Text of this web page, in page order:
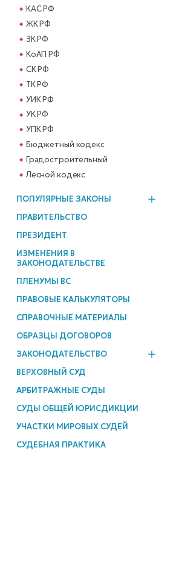
КАС РФ
ЖК РФ
ЗК РФ
КоАП РФ
СК РФ
ТК РФ
УИК РФ
УК РФ
УПК РФ
Бюджетный кодекс
Градостроительный
Лесной кодекс
ПОПУЛЯРНЫЕ ЗАКОНЫ
ПРАВИТЕЛЬСТВО
ПРЕЗИДЕНТ
ИЗМЕНЕНИЯ В
ЗАКОНОДАТЕЛЬСТВЕ
ПЛЕНУМЫ ВС
ПРАВОВЫЕ КАЛЬКУЛЯТОРЫ
СПРАВОЧНЫЕ МАТЕРИАЛЫ
ОБРАЗЦЫ ДОГОВОРОВ
ЗАКОНОДАТЕЛЬСТВО
ВЕРХОВНЫЙ СУД
АРБИТРАЖНЫЕ СУДЫ
СУДЫ ОБЩЕЙ ЮРИСДИКЦИИ
УЧАСТКИ МИРОВЫХ СУДЕЙ
СУДЕБНАЯ ПРАКТИКА